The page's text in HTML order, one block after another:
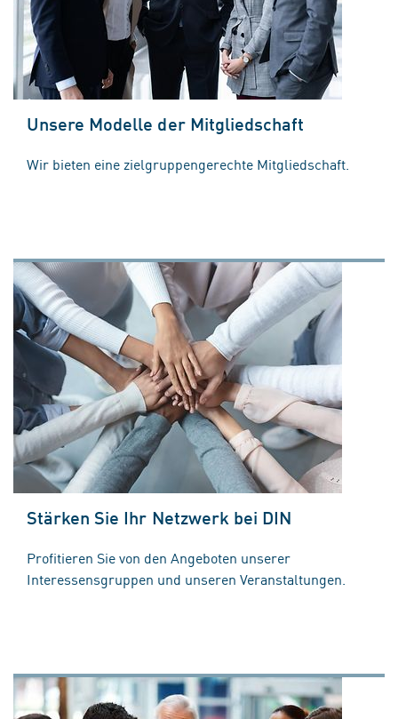
Unsere Modelle der Mitgliedschaft
Wir bieten eine zielgruppengerechte Mitgliedschaft.
Stärken Sie Ihr Netzwerk bei DIN
Profitieren Sie von den Angeboten unserer
Interessensgruppen und unseren Veranstaltungen.